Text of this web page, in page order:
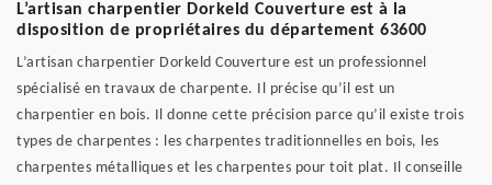
L’artisan charpentier Dorkeld Couverture est à la
disposition de propriétaires du département 63600
L’artisan charpentier Dorkeld Couverture est un professionnel
spécialisé en travaux de charpente. Il précise qu’il est un
charpentier en bois. Il donne cette précision parce qu’il existe trois
types de charpentes : les charpentes traditionnelles en bois, les
charpentes métalliques et les charpentes pour toit plat. Il conseille